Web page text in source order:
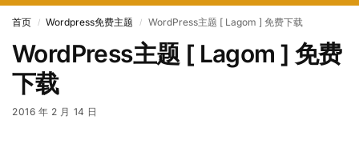
首页 / Wordpress免费主题 / WordPress主题 [ Lagom ] 免费下载
WordPress主题 [ Lagom ] 免费
下载
2016 年 2 月 14 日